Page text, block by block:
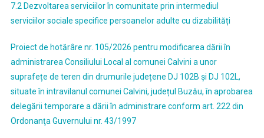
7.2 Dezvoltarea serviciilor în comunitate prin intermediul
serviciilor sociale specifice persoanelor adulte cu dizabilități
Proiect de hotărâre nr. 105/2026 pentru modificarea dării în
administrarea Consiliului Local al comunei Calvini a unor
suprafețe de teren din drumurile județene DJ 102B și DJ 102L,
situate în intravilanul comunei Calvini, județul Buzău, în aprobarea
delegării temporare a dării în administrare conform art. 222 din
Ordonanţa Guvernului nr. 43/1997